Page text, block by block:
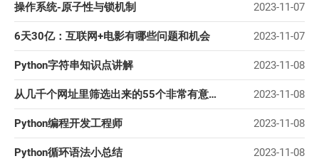
操作系统-原子性与锁机制 2023-11-07
6天30亿：互联网+电影有哪些问题和机会 2023-11-07
Python字符串知识点讲解 2023-11-08
从几千个网址里筛选出来的55个非常有意思的“机器人”网站（转载） 2023-11-08
Python编程开发工程师 2023-11-08
Python循环语法小总结 2023-11-08